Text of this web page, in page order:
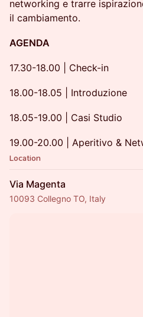
networking e trarre
il cambiamento.
AGENDA
17.30-18.00 | Check-in
18.00-18.05 | Introduzione
18.05-19.00 | Casi Studio
19.00-20.00 | Aperitivo &
Location
Via Magenta
10093 Collegno TO, Italy